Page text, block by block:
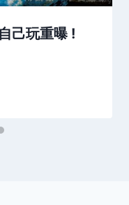
己玩重曝 !